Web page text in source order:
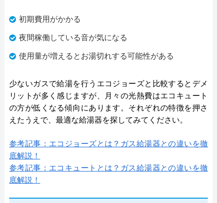
初期費用がかかる
夜間稼働している音が気になる
使用量が増えるとお湯切れする可能性がある
少ないガスで給湯を行うエコジョーズと比較するとデメ
リットが多く感じますが、月々の光熱費はエコキュート
の方が低くなる傾向にあります。それぞれの特徴を押さ
えたうえで、最適な給湯器を探してみてください。
参考記事：エコジョーズとは？ガス給湯器との違いを徹
底解説！
参考記事：エコキュートとは？ガス給湯器との違いを徹
底解説！